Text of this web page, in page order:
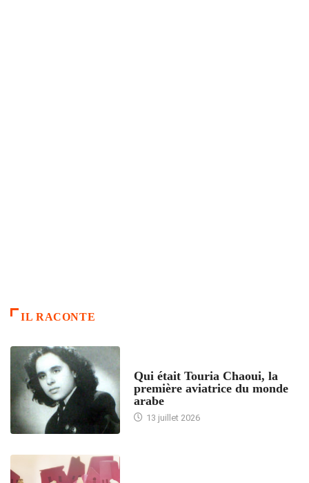
IL RACONTE
Qui était Touria Chaoui, la
première aviatrice du monde
arabe
13 juillet 2026